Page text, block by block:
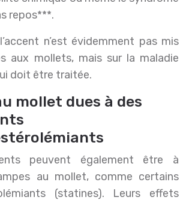
repos***.
n’est évidemment pas mis
aux mollets, mais sur la maladie
doit être traitée.
mollet dues à des
peuvent également être à
au mollet, comme certains
(statines). Leurs effets